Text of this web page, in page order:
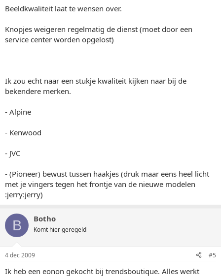
Beeldkwaliteit laat te wensen over.
Knopjes weigeren regelmatig de dienst (moet door een
service center worden opgelost)
Ik zou echt naar een stukje kwaliteit kijken naar bij de
bekendere merken.
- Alpine
- Kenwood
- JVC
- (Pioneer) bewust tussen haakjes (druk maar eens heel licht
met je vingers tegen het frontje van de nieuwe modelen
:jerry:jerry)
B Botho
Komt hier geregeld
4 dec 2009 #5
Ik heb een eonon gekocht bij trendsboutique. Alles werkt